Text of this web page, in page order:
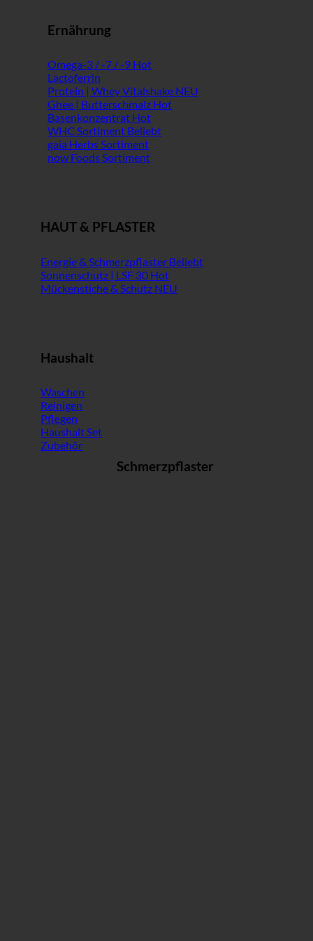
Ernährung
Omega-3 / -7 / -9
Lactoferrin
Protein | Whey Vitalshake
Ghee | Butterschmalz
Basenkonzentrat
WHC Sortiment
gaia Herbs Sortiment
now Foods Sortiment
HAUT & PFLASTER
Energie & Schmerzpflaster
Sonnenschutz | LSF 30
Mückenstiche & Schutz
Haushalt
Waschen
Reinigen
Pflegen
Haushalt Set
Zubehör
Schmerzpflaster